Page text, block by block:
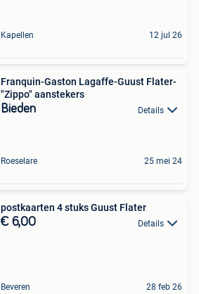
Kapellen 12 jul 26
Franquin-Gaston Lagaffe-Guust Flater-
"Zippo" aanstekers
Bieden Details
Roeselare 25 mei 24
postkaarten 4 stuks Guust Flater
€ 6,00 Details
Beveren 28 feb 26